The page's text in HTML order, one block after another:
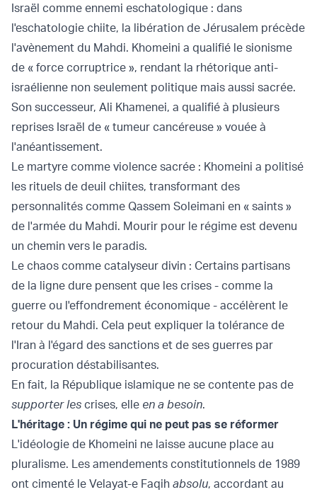
Israël comme ennemi eschatologique : dans
l'eschatologie chiite, la libération de Jérusalem précède
l'avènement du Mahdi. Khomeini a qualifié le sionisme
de « force corruptrice », rendant la rhétorique anti-
israélienne non seulement politique mais aussi sacrée.
Son successeur, Ali Khamenei, a qualifié à plusieurs
reprises Israël de « tumeur cancéreuse » vouée à
l'anéantissement.
Le martyre comme violence sacrée : Khomeini a politisé
les rituels de deuil chiites, transformant des
personnalités comme Qassem Soleimani en « saints »
de l'armée du Mahdi. Mourir pour le régime est devenu
un chemin vers le paradis.
Le chaos comme catalyseur divin : Certains partisans
de la ligne dure pensent que les crises - comme la
guerre ou l'effondrement économique - accélèrent le
retour du Mahdi. Cela peut expliquer la tolérance de
l'Iran à l'égard des sanctions et de ses guerres par
procuration déstabilisantes.
En fait, la République islamique ne se contente pas de
supporter les crises, elle en a besoin.
L'héritage : Un régime qui ne peut pas se réformer
L'idéologie de Khomeini ne laisse aucune place au
pluralisme. Les amendements constitutionnels de 1989
ont cimenté le Velayat-e Faqih absolu, accordant au